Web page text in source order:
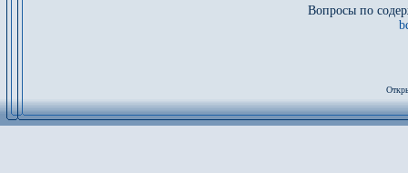
Вопросы по